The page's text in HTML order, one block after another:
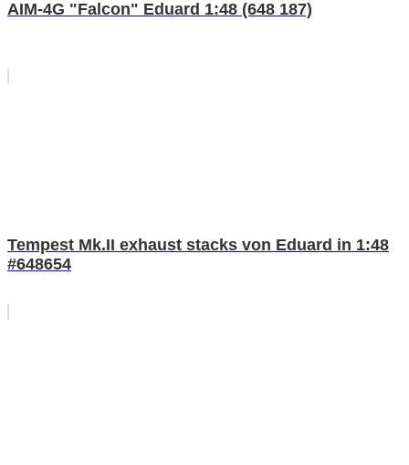
AIM-4G "Falcon" Eduard 1:48 (648 187)
Tempest Mk.II exhaust stacks von Eduard in 1:48
#648654